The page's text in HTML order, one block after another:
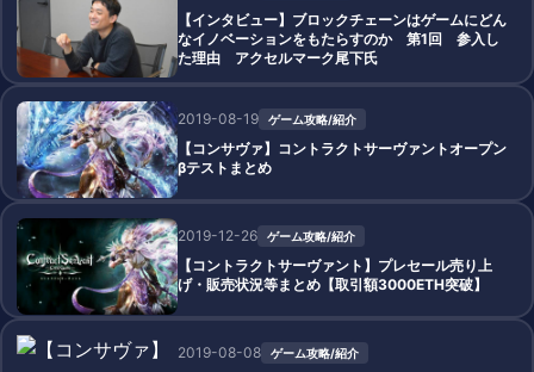
【インタビュー】ブロックチェーンはゲームにどん
なイノベーションをもたらすのか 第1回 参入し
た理由 アクセルマーク尾下氏
2019-08-19 ゲーム攻略/紹介
【コンサヴァ】コントラクトサーヴァントオープン
βテストまとめ
2019-12-26 ゲーム攻略/紹介
【コントラクトサーヴァント】プレセール売り上
げ・販売状況等まとめ【取引額3000ETH突破】
2019-08-08 ゲーム攻略/紹介